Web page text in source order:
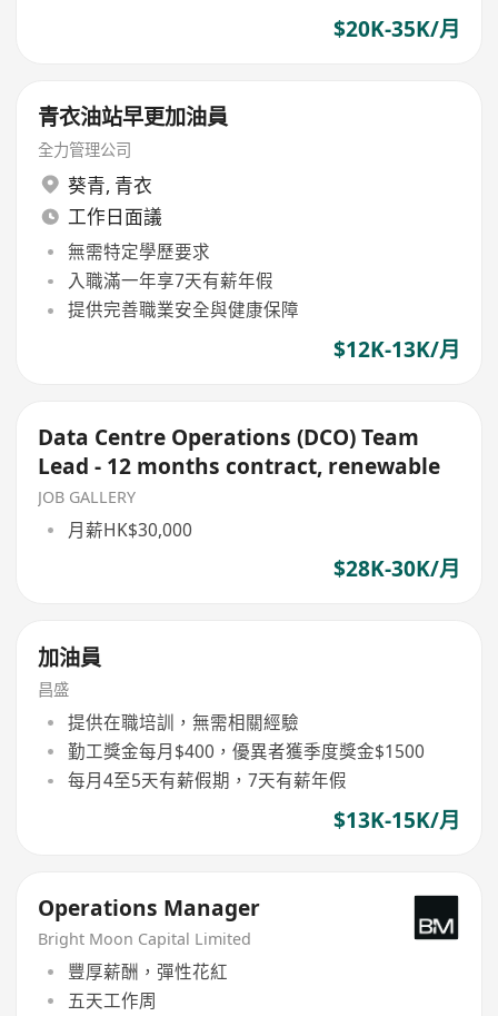
$20K-35K/月
青衣油站早更加油員
全力管理公司
葵青, 青衣
工作日面議
無需特定學歷要求
入職滿一年享7天有薪年假
提供完善職業安全與健康保障
$12K-13K/月
Data Centre Operations (DCO) Team
Lead - 12 months contract, renewable
JOB GALLERY
月薪HK$30,000
$28K-30K/月
加油員
昌盛
提供在職培訓，無需相關經驗
勤工獎金每月$400，優異者獲季度獎金$1500
每月4至5天有薪假期，7天有薪年假
$13K-15K/月
Operations Manager
Bright Moon Capital Limited
豐厚薪酬，彈性花紅
五天工作周